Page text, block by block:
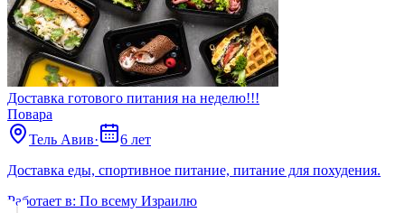
Доставка готового питания на неделю!!!
Поварa
Тель Авив·
6 лет
Доставка еды, спортивное питание, питание для похудения.
Работает в: По всему Израилю